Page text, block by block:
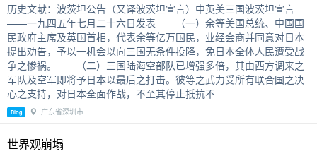
历史文献：波茨坦公告（又译波茨坦宣言）中英美三国波茨坦宣言
——一九四五年七月二十六日发表 （一）余等美国总统、中国国
民政府主席及英国首相，代表余等亿万国民，业经会商并同意对日本
提出劝告，予以一机会以向三国无条件投降，免日本全体人民遭受战
争之惨祸。 （二）三国陆海空部队已增强多倍，其由西方调来之
军队及空军即将予日本以最后之打击。彼等之武力受所有联合国之决
心之支持，对日本全面作战，不至其停止抵抗不
Blog 广东省深圳市
世界观崩塌